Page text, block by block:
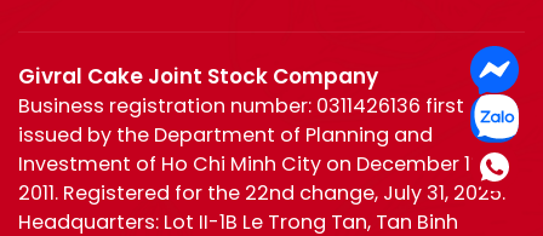
Givral Cake Joint Stock Company
Business registration number: 0311426136 first
issued by the Department of Planning and
Investment of Ho Chi Minh City on December 19,
2011. Registered for the 22nd change, July 31, 2025.
Headquarters: Lot II-1B Le Trong Tan, Tan Binh